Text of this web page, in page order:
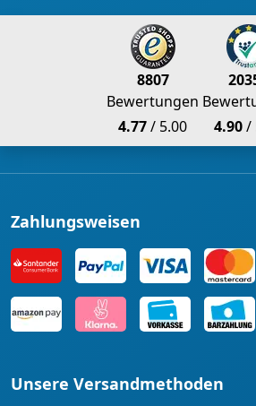
8807
Bewertungen
4.77/ 5.00
4.90/
Zahlungsweisen
Unsere Versandmethoden